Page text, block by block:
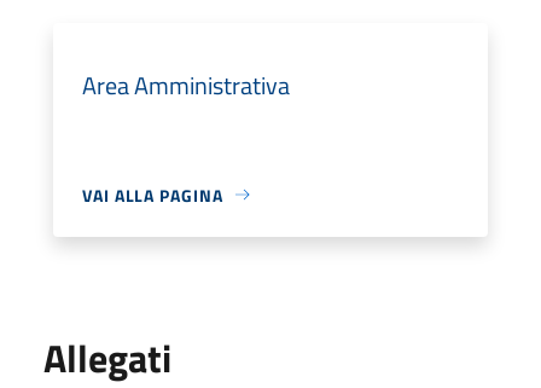
Area Amministrativa
VAI ALLA PAGINA
Allegati